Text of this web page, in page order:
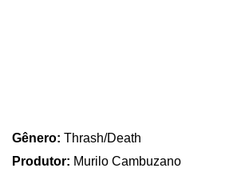
Gênero: Thrash/Death
Produtor: Murilo Cambuzano